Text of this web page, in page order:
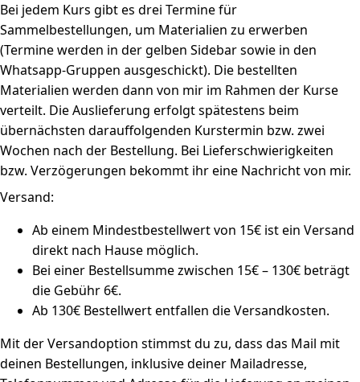
Bei jedem Kurs gibt es drei Termine für
Sammelbestellungen, um Materialien zu erwerben
(Termine werden in der gelben Sidebar sowie in den
Whatsapp-Gruppen ausgeschickt). Die bestellten
Materialien werden dann von mir im Rahmen der Kurse
verteilt. Die Auslieferung erfolgt spätestens beim
übernächsten darauffolgenden Kurstermin bzw. zwei
Wochen nach der Bestellung. Bei Lieferschwierigkeiten
bzw. Verzögerungen bekommt ihr eine Nachricht von mir.
Versand:
Ab einem Mindestbestellwert von 15€ ist ein Versand
direkt nach Hause möglich.
Bei einer Bestellsumme zwischen 15€ – 130€ beträgt
die Gebühr 6€.
Ab 130€ Bestellwert entfallen die Versandkosten.
Mit der Versandoption stimmst du zu, dass das Mail mit
deinen Bestellungen, inklusive deiner Mailadresse,